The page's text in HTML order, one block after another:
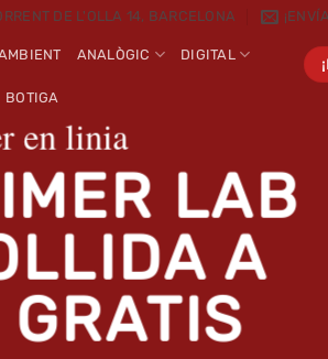
DE L'OLLA 14, BARCELONA
ANALÒGIC DIGITAL
BOTIGA
en linia
LAB
A